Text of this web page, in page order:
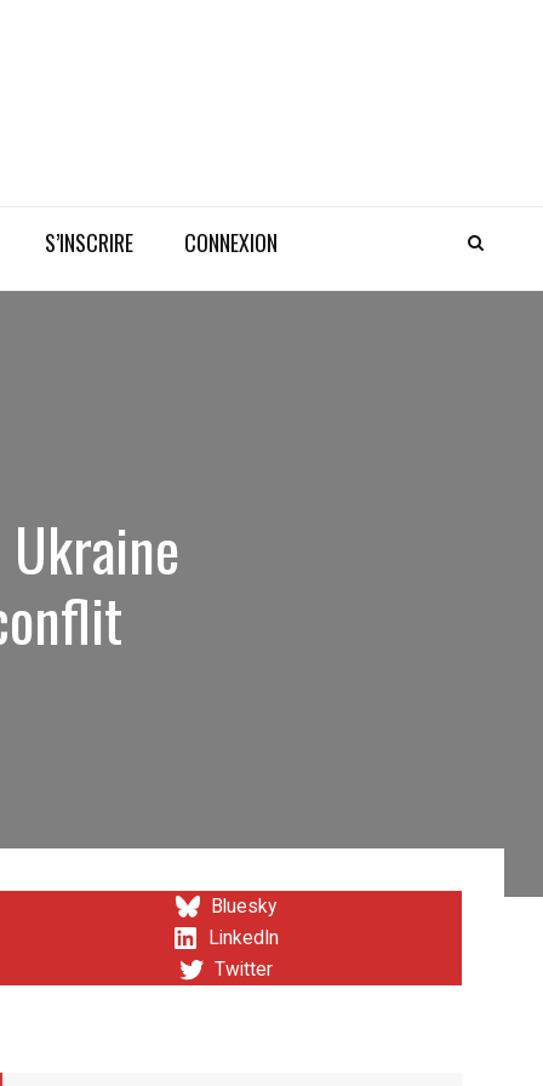
S’INSCRIRE CONNEXION
Bluesky
LinkedIn
Twitter